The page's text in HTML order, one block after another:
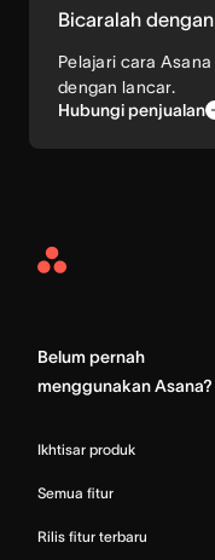
Bicaralah
Pelajari cara
dengan lancar.
Hubungi penjualan
Asana
Belum pernah
menggunakan Asana?
Ikhtisar produk
Semua fitur
Rilis fitur terbaru